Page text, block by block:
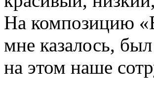
На композицию
мне казалось,
на этом наше